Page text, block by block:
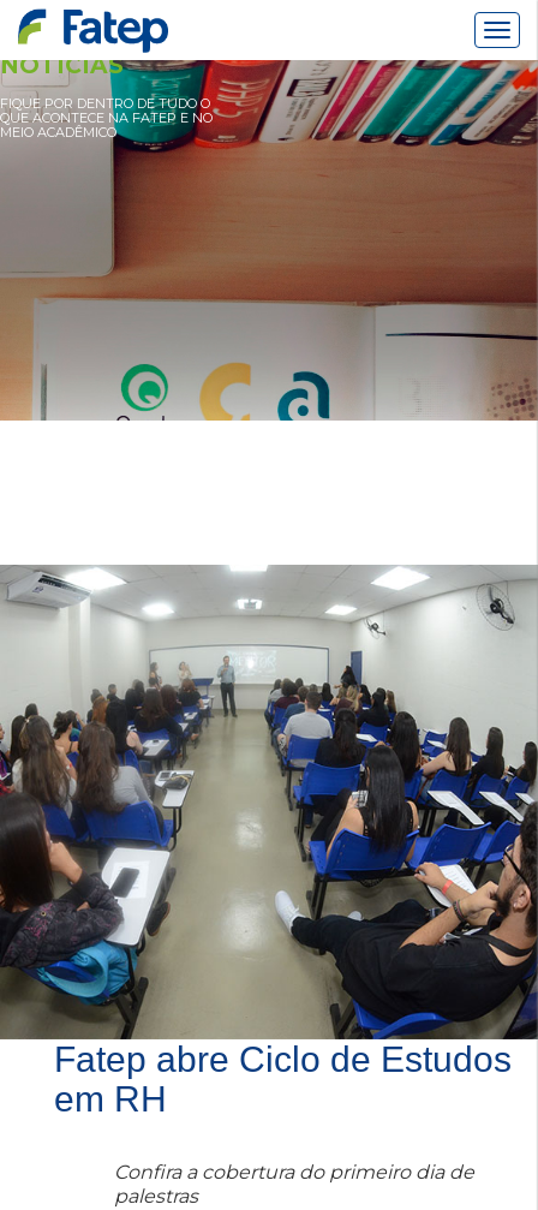
NOTÍCIAS
FIQUE POR DENTRO DE TUDO O
QUE ACONTECE NA FATEP E NO
MEIO ACADÊMICO
Fatep abre Ciclo de Estudos
em RH
Confira a cobertura do primeiro dia de
palestras